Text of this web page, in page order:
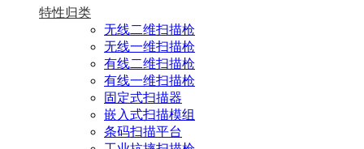
特性归类
无线二维扫描枪
无线一维扫描枪
有线二维扫描枪
有线一维扫描枪
固定式扫描器
嵌入式扫描模组
条码扫描平台